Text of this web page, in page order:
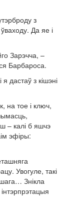
з
Да яе і
Зарэчча, –
Барбароса.
дастаў з кішэні
на тое і ключ,
– калі б яшчэ
эфіры:
Увогуле, такі
Знікла